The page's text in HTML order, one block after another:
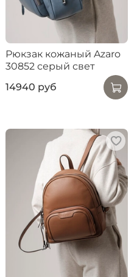
Рюкзак кожаный Azaro
30852 серый свет
14940 руб